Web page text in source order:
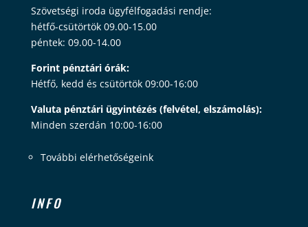
Szövetségi iroda ügyfélfogadási rendje:
hétfő-csütörtök 09.00-15.00
péntek: 09.00-14.00
Forint pénztári órák:
Hétfő, kedd és csütörtök 09:00-16:00
Valuta pénztári ügyintézés (felvétel, elszámolás):
Minden szerdán 10:00-16:00
További elérhetőségeink
INFO